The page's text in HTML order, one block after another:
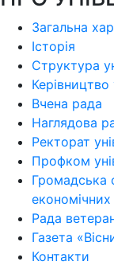
Загальна
Історія
Структура
Керівництво
Вчена рада
Наглядова
Ректорат
Профком
Громадська
Рада
Газета
Контакти